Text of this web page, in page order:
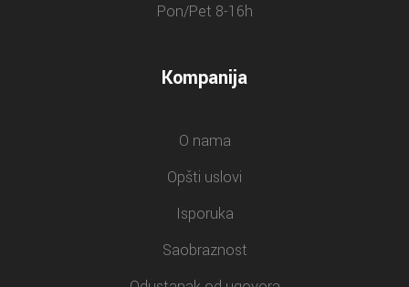
Pon/Pet 8-16h
Kompanija
O nama
Opšti uslovi
Isporuka
Saobraznost